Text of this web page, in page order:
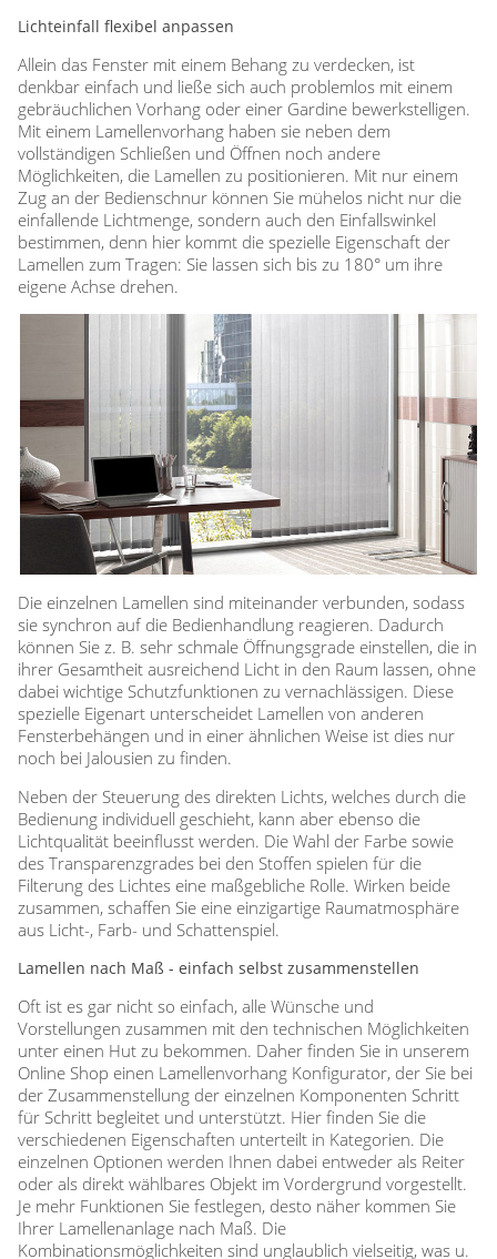
Lichteinfall flexibel anpassen
Allein das Fenster mit einem Behang zu verdecken, ist
denkbar einfach und ließe sich auch problemlos mit einem
gebräuchlichen Vorhang oder einer Gardine bewerkstelligen.
Mit einem Lamellenvorhang haben sie neben dem
vollständigen Schließen und Öffnen noch andere
Möglichkeiten, die Lamellen zu positionieren. Mit nur einem
Zug an der Bedienschnur können Sie mühelos nicht nur die
einfallende Lichtmenge, sondern auch den Einfallswinkel
bestimmen, denn hier kommt die spezielle Eigenschaft der
Lamellen zum Tragen: Sie lassen sich bis zu 180° um ihre
eigene Achse drehen.
Die einzelnen Lamellen sind miteinander verbunden, sodass
sie synchron auf die Bedienhandlung reagieren. Dadurch
können Sie z. B. sehr schmale Öffnungsgrade einstellen, die in
ihrer Gesamtheit ausreichend Licht in den Raum lassen, ohne
dabei wichtige Schutzfunktionen zu vernachlässigen. Diese
spezielle Eigenart unterscheidet Lamellen von anderen
Fensterbehängen und in einer ähnlichen Weise ist dies nur
noch bei Jalousien zu finden.
Neben der Steuerung des direkten Lichts, welches durch die
Bedienung individuell geschieht, kann aber ebenso die
Lichtqualität beeinflusst werden. Die Wahl der Farbe sowie
des Transparenzgrades bei den Stoffen spielen für die
Filterung des Lichtes eine maßgebliche Rolle. Wirken beide
zusammen, schaffen Sie eine einzigartige Raumatmosphäre
aus Licht-, Farb- und Schattenspiel.
Lamellen nach Maß - einfach selbst zusammenstellen
Oft ist es gar nicht so einfach, alle Wünsche und
Vorstellungen zusammen mit den technischen Möglichkeiten
unter einen Hut zu bekommen. Daher finden Sie in unserem
Online Shop einen Lamellenvorhang Konfigurator, der Sie bei
der Zusammenstellung der einzelnen Komponenten Schritt
für Schritt begleitet und unterstützt. Hier finden Sie die
verschiedenen Eigenschaften unterteilt in Kategorien. Die
einzelnen Optionen werden Ihnen dabei entweder als Reiter
oder als direkt wählbares Objekt im Vordergrund vorgestellt.
Je mehr Funktionen Sie festlegen, desto näher kommen Sie
Ihrer Lamellenanlage nach Maß. Die
Kombinationsmöglichkeiten sind unglaublich vielseitig, was u.